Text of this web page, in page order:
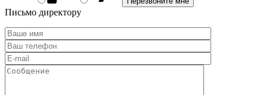
Письмо директору